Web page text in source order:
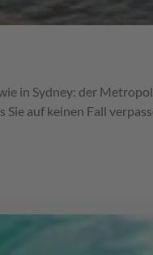
in Sydney: der
auf keinen Fall